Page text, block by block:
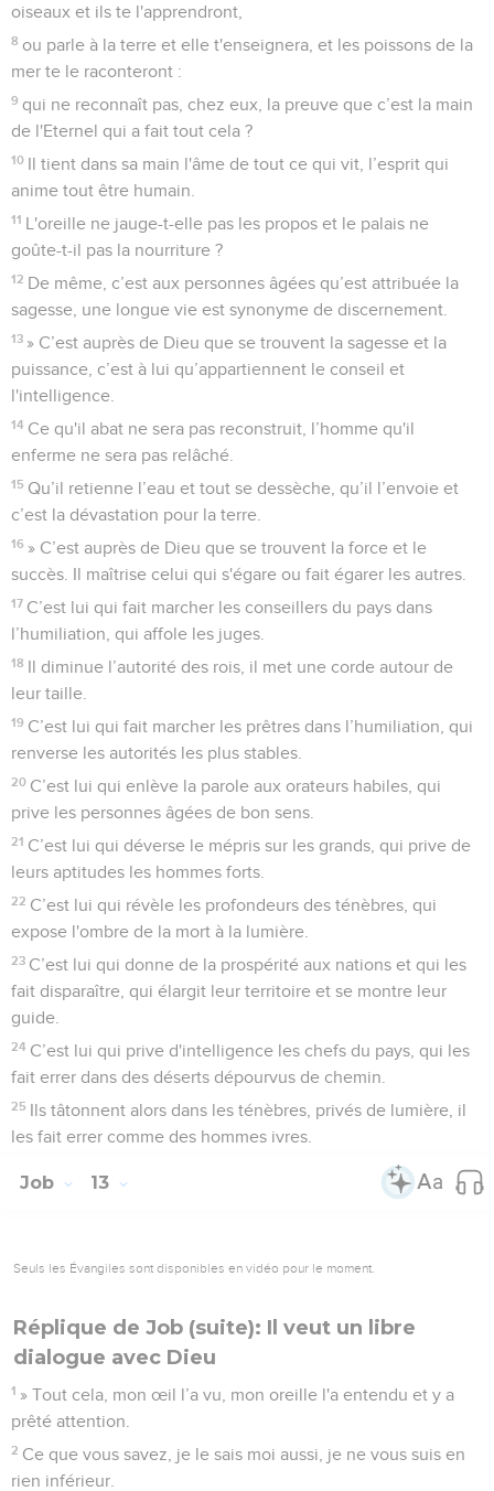
oiseaux et ils te l'apprendront,
8 ou parle à la terre et elle t'enseignera, et les poissons de la
mer te le raconteront :
9 qui ne reconnaît pas, chez eux, la preuve que c’est la main
de l'Eternel qui a fait tout cela ?
10 Il tient dans sa main l'âme de tout ce qui vit, l’esprit qui
anime tout être humain.
11 L'oreille ne jauge-t-elle pas les propos et le palais ne
goûte-t-il pas la nourriture ?
12 De même, c’est aux personnes âgées qu’est attribuée la
sagesse, une longue vie est synonyme de discernement.
13 » C’est auprès de Dieu que se trouvent la sagesse et la
puissance, c’est à lui qu’appartiennent le conseil et
l'intelligence.
14 Ce qu'il abat ne sera pas reconstruit, l’homme qu'il
enferme ne sera pas relâché.
15 Qu’il retienne l’eau et tout se dessèche, qu’il l’envoie et
c’est la dévastation pour la terre.
16 » C’est auprès de Dieu que se trouvent la force et le
succès. Il maîtrise celui qui s'égare ou fait égarer les autres.
17 C’est lui qui fait marcher les conseillers du pays dans
l’humiliation, qui affole les juges.
18 Il diminue l’autorité des rois, il met une corde autour de
leur taille.
19 C’est lui qui fait marcher les prêtres dans l’humiliation, qui
renverse les autorités les plus stables.
20 C’est lui qui enlève la parole aux orateurs habiles, qui
prive les personnes âgées de bon sens.
21 C’est lui qui déverse le mépris sur les grands, qui prive de
leurs aptitudes les hommes forts.
22 C’est lui qui révèle les profondeurs des ténèbres, qui
expose l'ombre de la mort à la lumière.
23 C’est lui qui donne de la prospérité aux nations et qui les
fait disparaître, qui élargit leur territoire et se montre leur
guide.
24 C’est lui qui prive d'intelligence les chefs du pays, qui les
fait errer dans des déserts dépourvus de chemin.
25 Ils tâtonnent alors dans les ténèbres, privés de lumière, il
les fait errer comme des hommes ivres.
Job 13
Seuls les Évangiles sont disponibles en vidéo pour le moment.
Réplique de Job (suite): Il veut un libre
dialogue avec Dieu
1 » Tout cela, mon œil l’a vu, mon oreille l'a entendu et y a
prêté attention.
2 Ce que vous savez, je le sais moi aussi, je ne vous suis en
rien inférieur.